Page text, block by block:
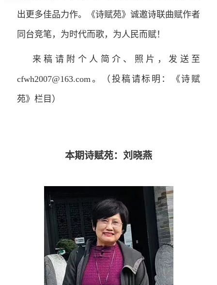
出更多佳品力作。《诗赋苑》诚邀诗联曲赋作者
同台竞笔，为时代而歌，为人民而赋！
来稿请附个人简介、照片，发送至
cfwh2007@163.com。（投稿请标明：《诗赋
苑》栏目）
本期诗赋苑：刘晓燕